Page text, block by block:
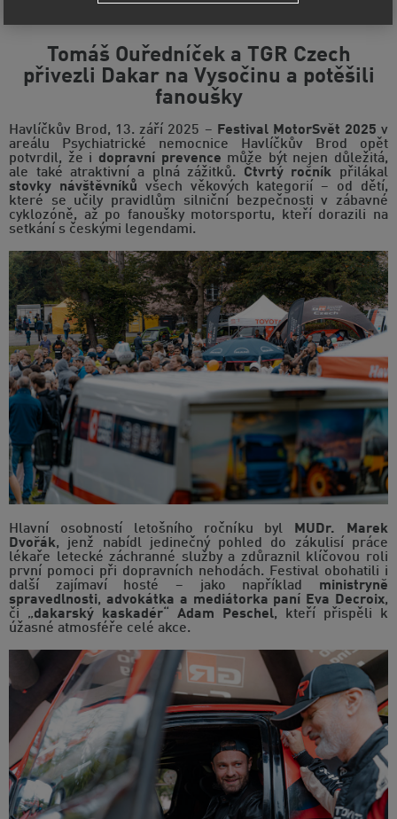
MotorSvět 2025:
Tomáš Ouředníček a TGR Czech
přivezli Dakar na Vysočinu a potěšili
fanoušky
Havlíčkův Brod, 13. září 2025 – Festival MotorSvět 2025 v
areálu Psychiatrické nemocnice Havlíčkův Brod opět
potvrdil, že i dopravní prevence může být nejen důležitá,
ale také atraktivní a plná zážitků. Čtvrtý ročník přilákal
stovky návštěvníků všech věkových kategorií – od dětí,
které se učily pravidlům silniční bezpečnosti v zábavné
cyklozóně, až po fanoušky motorsportu, kteří dorazili na
setkání s českými legendami.
Hlavní osobností letošního ročníku byl
MUDr. Marek
Dvořák, jenž nabídl jedinečný pohled do zákulisí práce
lékaře letecké záchranné služby a zdůraznil klíčovou roli
první pomoci při dopravních nehodách. Festival obohatili i
další zajímaví hosté – jako například ministryně
spravedlnosti, advokátka a mediátorka paní Eva Decroix,
či „dakarský kaskadér Adam Peschel, kteří přispěli k
úžasné atmosféře celé akce.